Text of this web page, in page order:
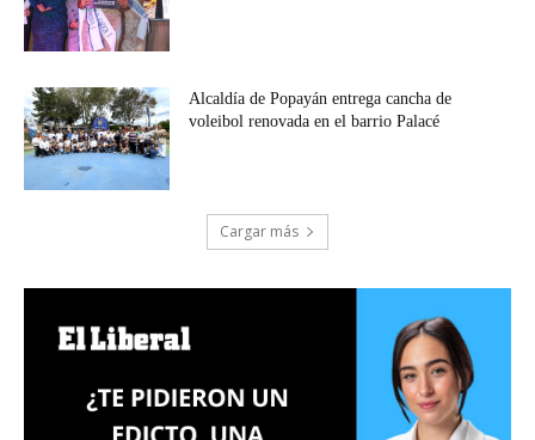
Alcaldía de Popayán entrega cancha de
voleibol renovada en el barrio Palacé
Cargar más